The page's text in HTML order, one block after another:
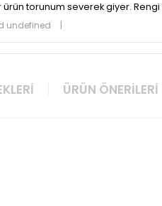
torunum severek giyer. Rengi
undefined |
ÜRÜN ÖNERILERI